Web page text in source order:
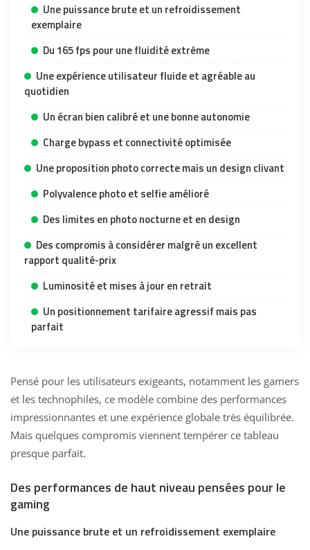
Une puissance brute et un refroidissement
exemplaire
Du 165 fps pour une fluidité extrême
Une expérience utilisateur fluide et agréable au
quotidien
Un écran bien calibré et une bonne autonomie
Charge bypass et connectivité optimisée
Une proposition photo correcte mais un design clivant
Polyvalence photo et selfie amélioré
Des limites en photo nocturne et en design
Des compromis à considérer malgré un excellent
rapport qualité-prix
Luminosité et mises à jour en retrait
Un positionnement tarifaire agressif mais pas
parfait
Pensé pour les utilisateurs exigeants, notamment les gamers
et les technophiles, ce modèle combine des performances
impressionnantes et une expérience globale très équilibrée.
Mais quelques compromis viennent tempérer ce tableau
presque parfait.
Des performances de haut niveau pensées pour le
gaming
Une puissance brute et un refroidissement exemplaire